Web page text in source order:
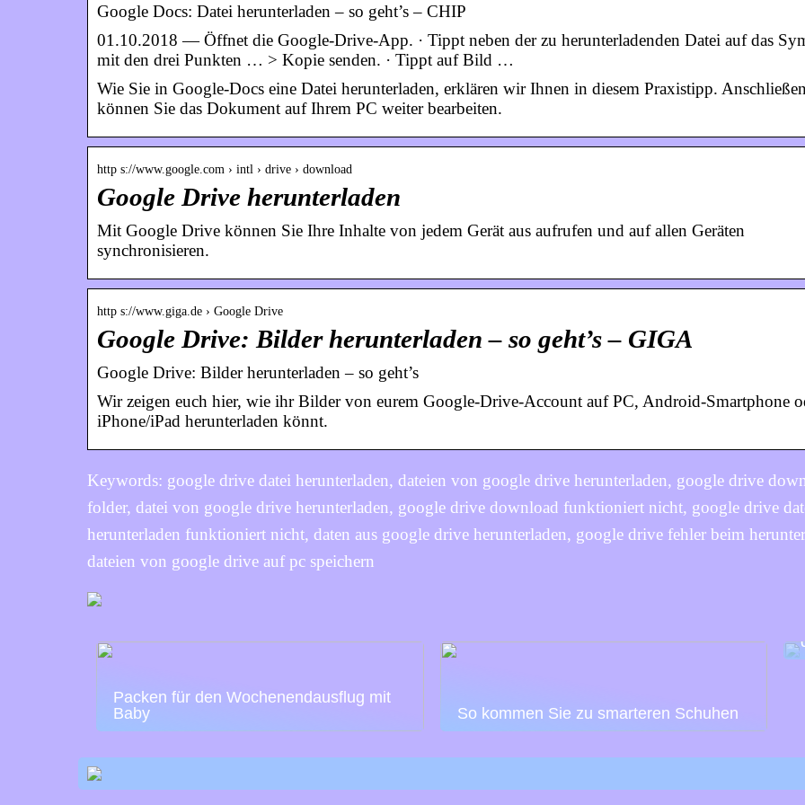
Google Docs: Datei herunterladen – so geht’s – CHIP
01.10.2018 — Öffnet die Google-Drive-App. · Tippt neben der zu herunterladenden Datei auf das
mit den drei Punkten … > Kopie senden. · Tippt auf Bild …
Wie Sie in Google-Docs eine Datei herunterladen, erklären wir Ihnen in diesem Praxistipp.
können Sie das Dokument auf Ihrem PC weiter bearbeiten.
http s://www.google.com › intl › drive › download
Google Drive herunterladen
Mit Google Drive können Sie Ihre Inhalte von jedem Gerät aus aufrufen und auf allen Geräten
synchronisieren.
http s://www.giga.de › Google Drive
Google Drive: Bilder herunterladen – so geht’s – GIGA
Google Drive: Bilder herunterladen – so geht’s
Wir zeigen euch hier, wie ihr Bilder von eurem Google-Drive-Account auf PC, Android-Smartphone
iPhone/iPad herunterladen könnt.
Keywords: google drive datei herunterladen, dateien von google drive herunterladen, google drive
folder, datei von google drive herunterladen, google drive download funktioniert nicht, google drive
herunterladen funktioniert nicht, daten aus google drive herunterladen, google drive fehler beim
dateien von google drive auf pc speichern
Packen für den Wochenendausflug mit
Baby
So kommen Sie zu smarteren Schuhen